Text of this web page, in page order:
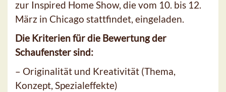
zur Inspired Home Show, die vom 10. bis 12.
März in Chicago stattfindet, eingeladen.
Die Kriterien für die Bewertung der
Schaufenster sind:
– Originalität und Kreativität (Thema,
Konzept, Spezialeffekte)